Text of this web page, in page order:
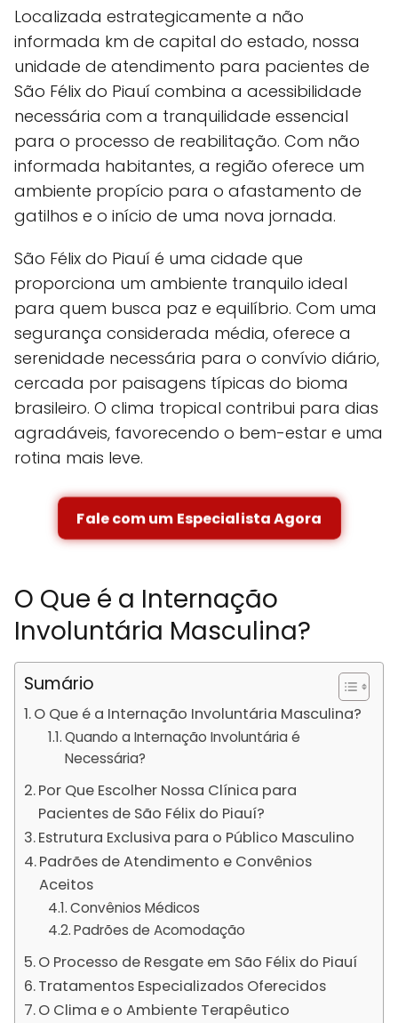
Localizada estrategicamente a não
informada km de capital do estado, nossa
unidade de atendimento para pacientes de
São Félix do Piauí combina a acessibilidade
necessária com a tranquilidade essencial
para o processo de reabilitação. Com não
informada habitantes, a região oferece um
ambiente propício para o afastamento de
gatilhos e o início de uma nova jornada.
São Félix do Piauí é uma cidade que
proporciona um ambiente tranquilo ideal
para quem busca paz e equilíbrio. Com uma
segurança considerada média, oferece a
serenidade necessária para o convívio diário,
cercada por paisagens típicas do bioma
brasileiro. O clima tropical contribui para dias
agradáveis, favorecendo o bem-estar e uma
rotina mais leve.
Fale com um Especialista Agora
O Que é a Internação
Involuntária Masculina?
Sumário
O Que é a Internação Involuntária Masculina?
Quando a Internação Involuntária é
Necessária?
Por Que Escolher Nossa Clínica para
Pacientes de São Félix do Piauí?
Estrutura Exclusiva para o Público Masculino
Padrões de Atendimento e Convênios
Aceitos
Convênios Médicos
Padrões de Acomodação
O Processo de Resgate em São Félix do Piauí
Tratamentos Especializados Oferecidos
O Clima e o Ambiente Terapêutico